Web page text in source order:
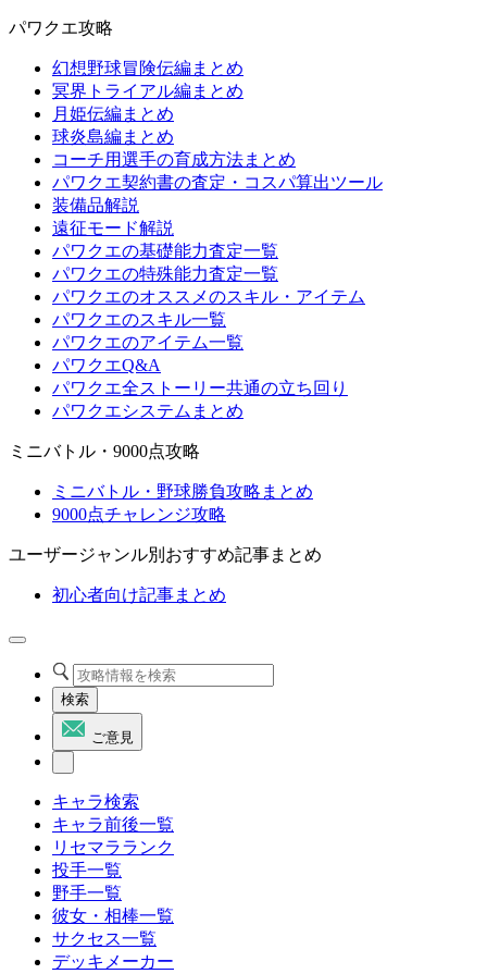
パワクエ攻略
幻想野球冒険伝編まとめ
冥界トライアル編まとめ
月姫伝編まとめ
球炎島編まとめ
コーチ用選手の育成方法まとめ
パワクエ契約書の査定・コスパ算出ツール
装備品解説
遠征モード解説
パワクエの基礎能力査定一覧
パワクエの特殊能力査定一覧
パワクエのオススメのスキル・アイテム
パワクエのスキル一覧
パワクエのアイテム一覧
パワクエQ&A
パワクエ全ストーリー共通の立ち回り
パワクエシステムまとめ
ミニバトル・9000点攻略
ミニバトル・野球勝負攻略まとめ
9000点チャレンジ攻略
ユーザージャンル別おすすめ記事まとめ
初心者向け記事まとめ
検索
ご意見
キャラ検索
キャラ前後一覧
リセマラランク
投手一覧
野手一覧
彼女・相棒一覧
サクセス一覧
デッキメーカー